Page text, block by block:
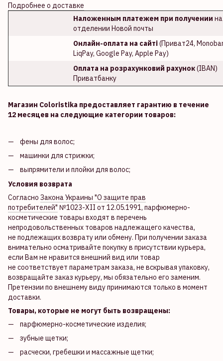
Подробнее о доставке
Наложенным платежем при получении на
отделении Новой почты
Онлайн-оплата на сайті(Приват24,
LiqPay, Google Pay, Apple Pay)
Оплата на розрахунковий рахунок(IBAN)
Приватбанку
Магазин Coloristika предоставляет гарантию в течение
12 месяцев на следующие категории товаров:
фены для волос;
машинки для стрижки;
выпрямители и плойки для волос;
Условия возврата
Согласно Закона Украины "О защите прав
потребителей" №1023-XII от 12.05.1991, парфюмерно-
косметические товары входят в перечень
непродовольственных товаров надлежащего качества,
не подлежащих возврату или обмену. При получении заказа
внимательно осматривайте покупку в присутствии курьера,
если Вам не нравится внешний вид или товар
не соответствует параметрам заказа, не вскрывая упаковку,
возвращайте заказ курьеру, мы обязательно его заменим.
Претензии по внешнему виду принимаются только в момент
доставки.
Товары, которые не могут быть возвращены:
парфюмерно-косметические изделия;
зубные щетки;
расчески, гребешки и массажные щетки;